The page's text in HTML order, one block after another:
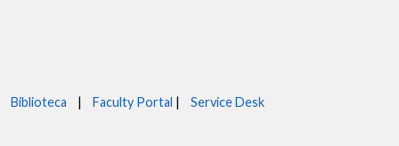
Biblioteca | Faculty Portal | Service Desk